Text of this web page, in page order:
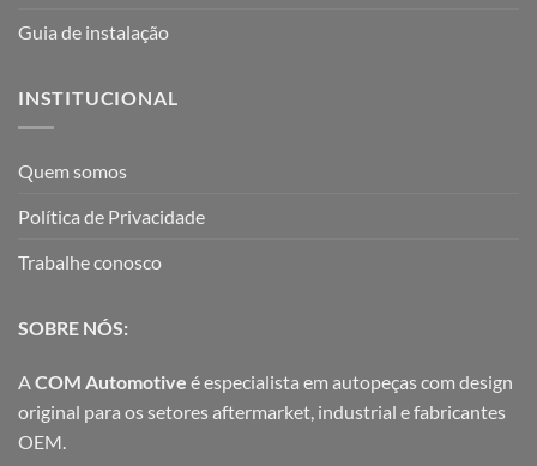
Guia de instalação
INSTITUCIONAL
Quem somos
Política de Privacidade
Trabalhe conosco
SOBRE NÓS:
ACOM Automotive é especialista em autopeças com design
original para os setores aftermarket, industrial e fabricantes
OEM.